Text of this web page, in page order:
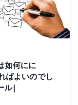
如何にに
ばよいのでし
ル|